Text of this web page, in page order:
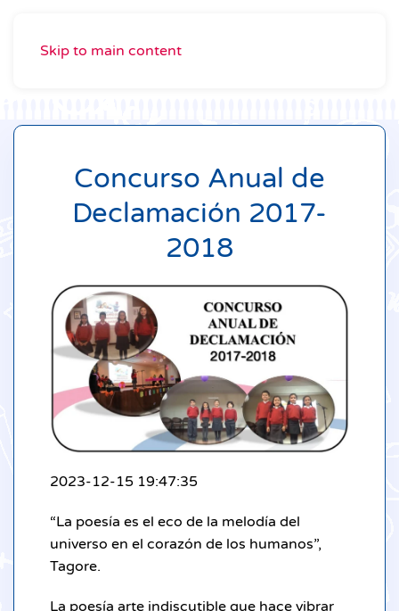
Skip to main content
Concurso Anual de
Declamación 2017-
2018
2023-12-15 19:47:35
“La poesía es el eco de la melodía del
universo en el corazón de los humanos”,
Tagore.
La poesía arte indiscutible que hace vibrar